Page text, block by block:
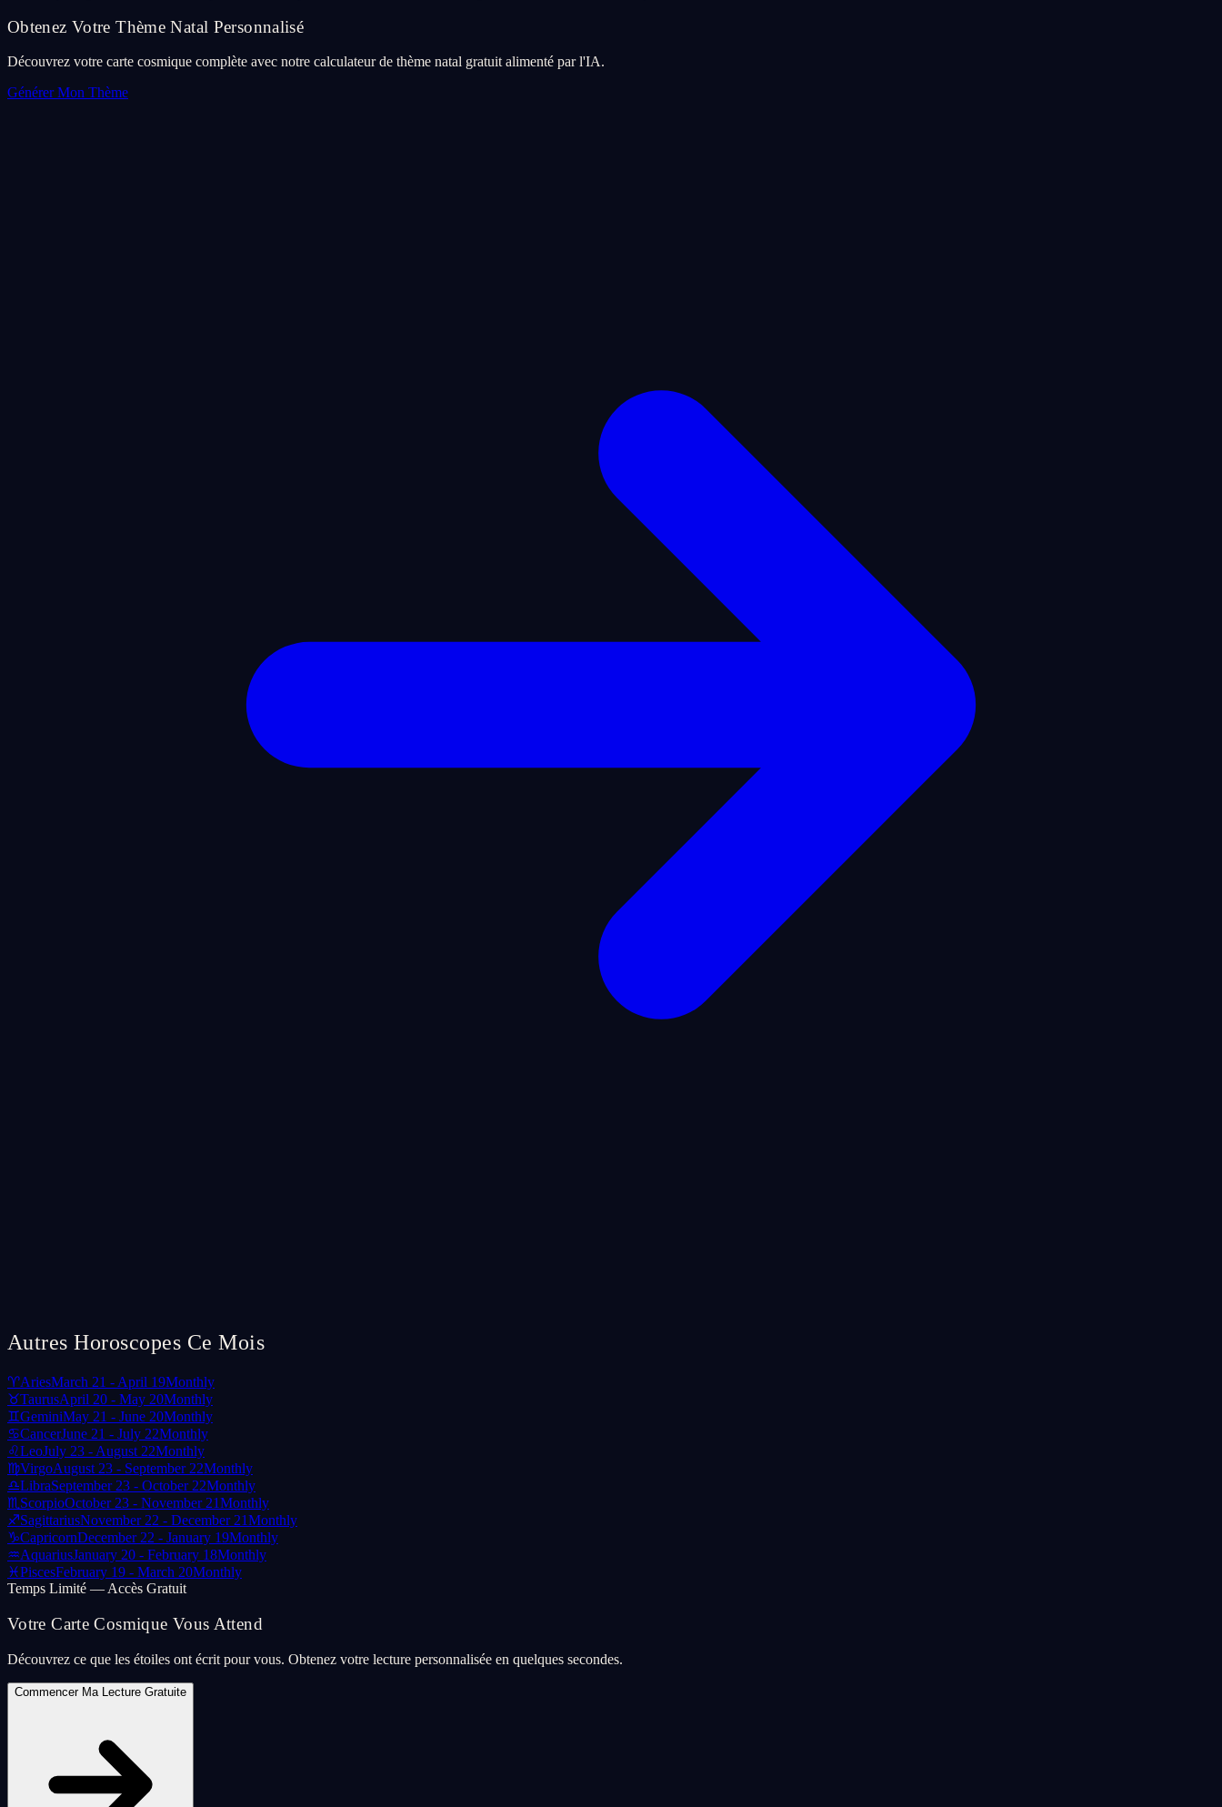
Obtenez Votre Thème Natal Personnalisé
Découvrez votre carte cosmique complète avec notre calculateur de thème natal gratuit alimenté par l'IA.
Générer Mon Thème
Autres Horoscopes Ce Mois
♈AriesMarch 21 - April 19Monthly
♉TaurusApril 20 - May 20Monthly
♊GeminiMay 21 - June 20Monthly
♋CancerJune 21 - July 22Monthly
♌LeoJuly 23 - August 22Monthly
♍VirgoAugust 23 - September 22Monthly
♎LibraSeptember 23 - October 22Monthly
♏ ScorpioOctober 23 - November 21Monthly
♐SagittariusNovember 22 - December 21Monthly
♑CapricornDecember 22 - January 19Monthly
♒AquariusJanuary 20 - February 18Monthly
♓PiscesFebruary 19 - March 20Monthly
Temps Limité — Accès Gratuit
Votre Carte Cosmique Vous Attend
Découvrez ce que les étoiles ont écrit pour vous. Obtenez votre lecture personnalisée en quelques secondes.
Commencer Ma Lecture Gratuite